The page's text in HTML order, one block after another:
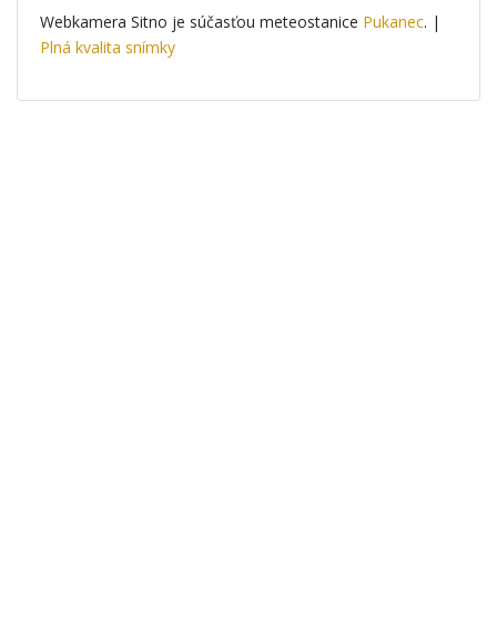
Webkamera Sitno je súčasťou meteostanice Pukanec. |
Plná kvalita snímky